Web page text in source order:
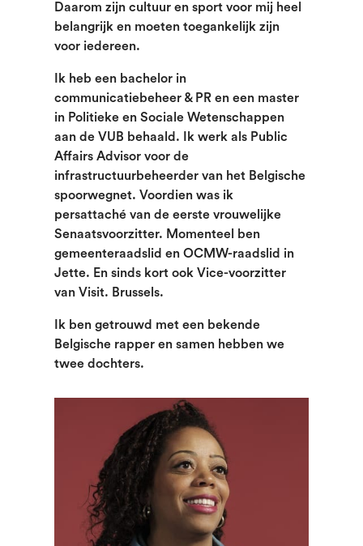
Daarom zijn cultuur en sport voor mij heel
belangrijk en moeten toegankelijkzijn
voor iedereen.
Ik heb een bachelor in
communicatiebeheer & PR en een master
in Politieke en Sociale Wetenschappen
aan de VUB behaald. Ik werk als Public
Affairs Advisor voor de
infrastructuurbeheerder van het Belgische
spoorwegnet. Voordien was ik
persattaché van de eerste vrouwelijke
Senaatsvoorzitter. Momenteel ben
gemeenteraadslid en OCMW-raadslid in
Jette. En sinds kort ook Vice-voorzitter
van Visit. Brussels.
Ik ben getrouwd met een bekende
Belgische rapper en samen hebben we
twee dochters.